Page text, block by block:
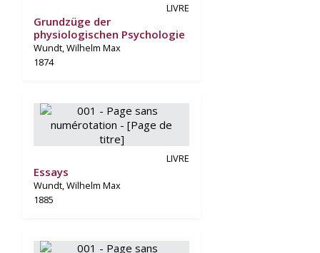
LIVRE
Grundzüge der
physiologischen Psychologie
Wundt, Wilhelm Max
1874
LIVRE
Essays
Wundt, Wilhelm Max
1885